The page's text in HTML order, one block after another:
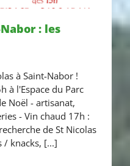
Nabor : les
✨
: les
à Saint-Nabor !
à l'Espace du Parc
Noël - artisanat,
- Vin chaud 17h :
de St Nicolas
/ knacks, [...]